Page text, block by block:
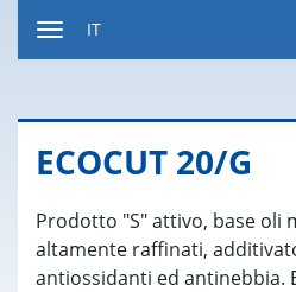
navigazione
IT
ECO­CUT 20/G
Prodotto "S" attivo, base oli
altamente raffinati,
antiossidanti ed antinebbia.